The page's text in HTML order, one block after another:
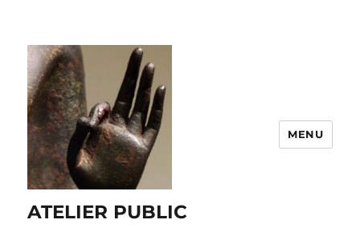
ATELIER PUBLIC
MENU